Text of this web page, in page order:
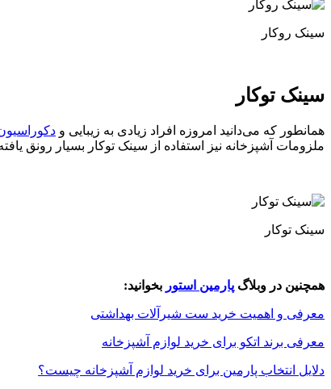
سینک روکار
سینک توکار
همانطور که می‌دانید امروزه افراد زیادی به زیبایی و
ملزومات آشپزخانه نیز استفاده از سینک توکار بسیار
سینک توکار
همچنین در وبلاگ پارمین استور بخوانید:
معرفی و اهمیت خرید ست شیرآلات بهداشتی
معرفی برند اتکو برای خرید لوازم آشپزخانه
دلایل انتخاب پارمین برای خرید لوازم آشپزخانه چیست؟